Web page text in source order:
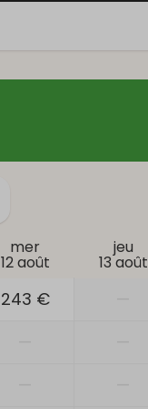
mer
12 août
jeu
13 août
243 €